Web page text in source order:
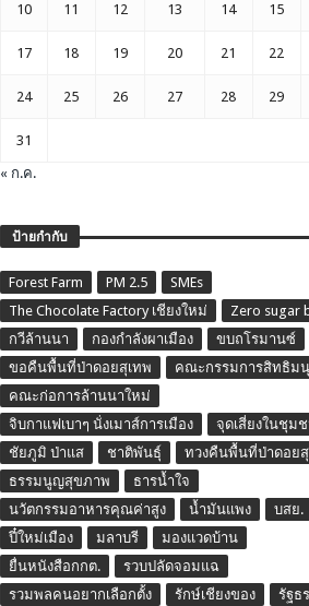
10 11 12 13 14 15
17 18 19 20 21 22
24 25 26 27 28 29
31
« ก.ค.
ป้ายกำกับ
Forest Farm PM 2.5
SMEs
The Chocolate Factory เชียงใหม่
Zero sugar
กวีล้านนา
กองกำลังผาเมือง
ขบถโรมานซ์
ขอคืนพื้นที่ป่าดอยสุเทพ
คณะกรรมการสิทธิม
คณะก่อการล้านนาใหม่
จิบกาแฟเบาๆ นั่งเมาส์การเมือง
จุดเสี่ยงในชุม
ชัยภูมิ ป่าแส
ชาติพันธุ์
ทวงคืนพื้นที่ป่าดอยสุ
ธรรมนูญสุขภาพ
ธารน้ำใจ
นวัตกรรมอาหารคุณค่าสูง
น้ำมันแพง
บสย.
ปี๋ใหม่เมือง
มลาบรี
มองแวดบ้าน
ยื่นหนังสือกกต.
รวบปลัดจอมแฉ
รวมพลคนอยากเลือกตั้ง
รักษ์เชียงของ รัฐธ